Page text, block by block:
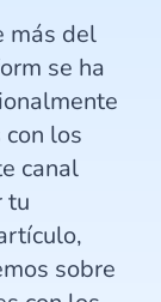
más del
se ha
los
canal
tu
sobre